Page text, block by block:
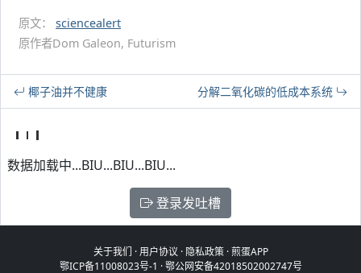
原文： sciencealert
原作者Dom Galeon, Futurism
椰子油并不健康 分解二氧化碳的低成本系统
数据加载中...BIU...BIU...BIU...
登录发吐槽
关于我们 ·用户协议 · 隐私政策·煎蛋APP
鄂ICP备11008023号-1 ·鄂公网安备42018502002747号